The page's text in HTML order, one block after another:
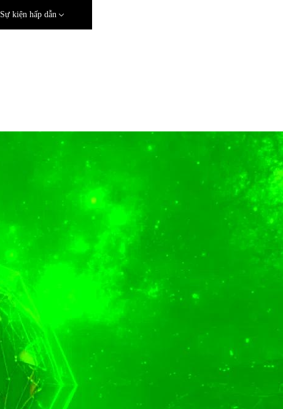
Sự kiện hấp dẫn